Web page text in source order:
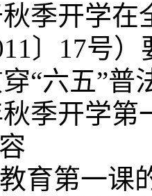
季开学在
〕17号
“六五”普
季开学第
育第一课